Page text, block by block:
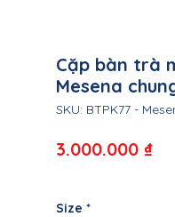
Cặp bàn trà
Mesena
SKU: BTPK77 -
3.000.000 ₫Giá
Size *